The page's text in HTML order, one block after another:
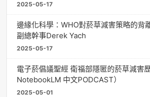
2025-05-17
邊緣化科學：WHO對菸草減害策略的背
副總幹事Derek Yach
2025-05-17
電子菸倡議聖經 衛福部隱匿的菸草減害
NotebookLM 中文PODCAST）
2025-05-01